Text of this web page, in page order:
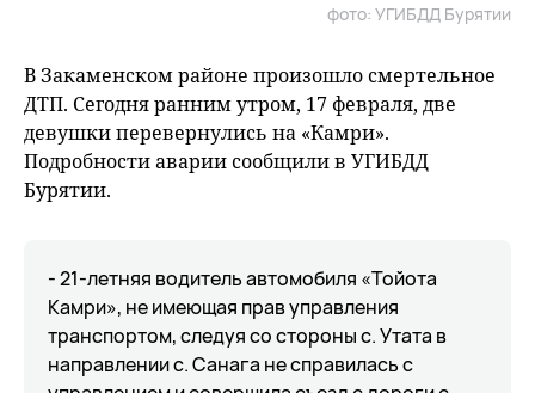
фото: УГИБДД Бурятии
В Закаменском районе произошло смертельное
ДТП. Сегодня ранним утром, 17 февраля, две
девушки перевернулись на «Камри».
Подробности аварии сообщили в УГИБДД
Бурятии.
- 21-летняя водитель автомобиля «Тойота
Камри», не имеющая прав управления
транспортом, следуя со стороны с. Утата в
направлении с. Санага не справилась с